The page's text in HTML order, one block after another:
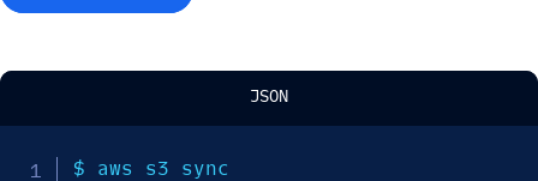
JSON
$ aws s3 sync